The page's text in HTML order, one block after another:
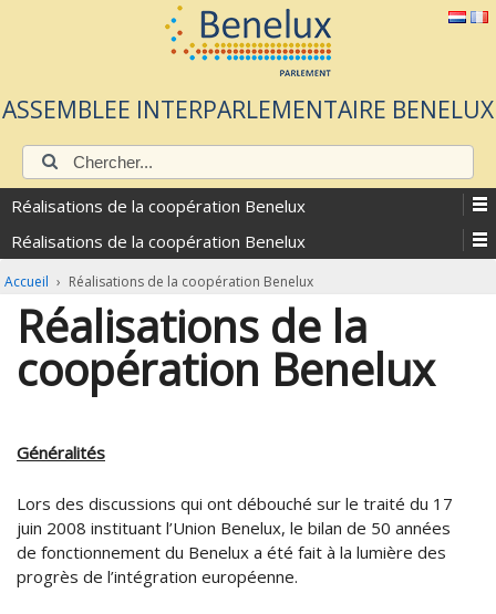
ASSEMBLEE INTERPARLEMENTAIRE BENELUX
Chercher:
Réalisations de la coopération Benelux
Réalisations de la coopération Benelux
Accueil › Réalisations de la coopération Benelux
Réalisations de la
coopération Benelux
Généralités
Lors des discussions qui ont débouché sur le traité du 17
juin 2008 instituant l’Union Benelux, le bilan de 50 années
de fonctionnement du Benelux a été fait à la lumière des
progrès de l’intégration européenne.